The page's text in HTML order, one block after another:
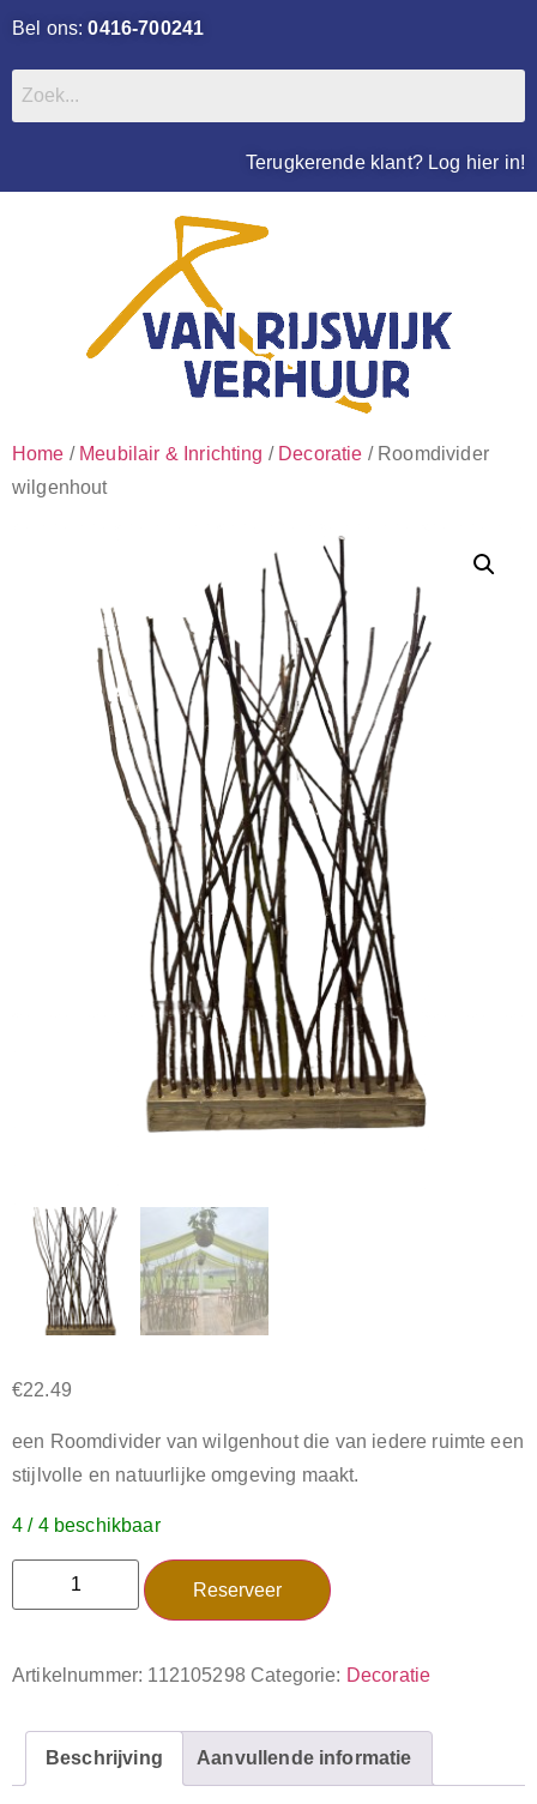
Bel ons:0416-700241
Terugkerende klant? Log hier in!
Home / Meubilair & Inrichting / Decoratie / Roomdivider
wilgenhout
€22.49
een Roomdivider van wilgenhout die van iedere ruimte een
stijlvolle en natuurlijke omgeving maakt.
4 / 4 beschikbaar
Reserveer
Artikelnummer: 112105298 Categorie: Decoratie
Beschrijving Aanvullende informatie